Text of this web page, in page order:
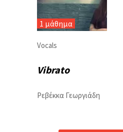
1 μάθημα
Vocals
Vibrato
Ρεβέκκα Γεωργιάδη